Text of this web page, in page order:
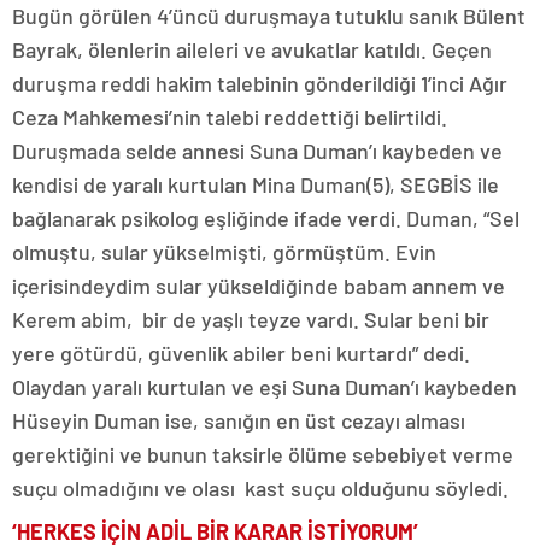
Bugün görülen 4’üncü duruşmaya tutuklu sanık Bülent
Bayrak, ölenlerin aileleri ve avukatlar katıldı. Geçen
duruşma reddi hakim talebinin gönderildiği 1’inci Ağır
Ceza Mahkemesi’nin talebi reddettiği belirtildi.
Duruşmada selde annesi Suna Duman’ı kaybeden ve
kendisi de yaralı kurtulan Mina Duman(5), SEGBİS ile
bağlanarak psikolog eşliğinde ifade verdi. Duman, “Sel
olmuştu, sular yükselmişti, görmüştüm. Evin
içerisindeydim sular yükseldiğinde babam annem ve
Kerem abim, bir de yaşlı teyze vardı. Sular beni bir
yere götürdü, güvenlik abiler beni kurtardı” dedi.
Olaydan yaralı kurtulan ve eşi Suna Duman’ı kaybeden
Hüseyin Duman ise, sanığın en üst cezayı alması
gerektiğini ve bunun taksirle ölüme sebebiyet verme
suçu olmadığını ve olası kast suçu olduğunu söyledi.
‘HERKES İÇİN ADİL BİR KARAR İSTİYORUM’